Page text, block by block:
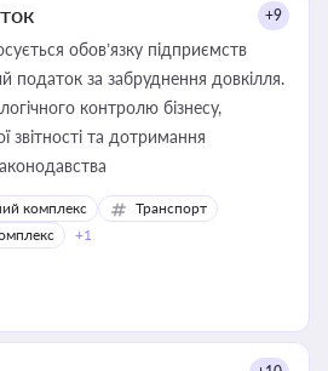
+9
обов’язку підприємств
податок за забруднення довкілля.
контролю бізнесу,
звітності та дотримання
комплекс
Транспорт
+1